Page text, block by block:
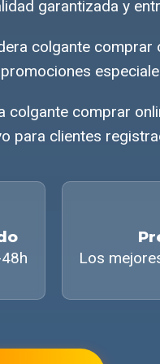
garantizada y
colgante comprar
colgante comprar
para clientes
Los